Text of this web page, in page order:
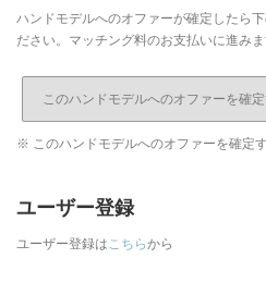
ハンドモデルへのオファーが確定したら
ださい。マッチング料のお支払いに進みま
※ このハンドモデルへのオファーを確定
ユーザー登録
ユーザー登録はこちらから